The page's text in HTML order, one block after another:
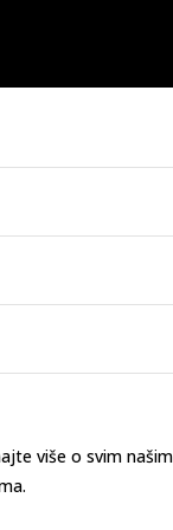
više o svim